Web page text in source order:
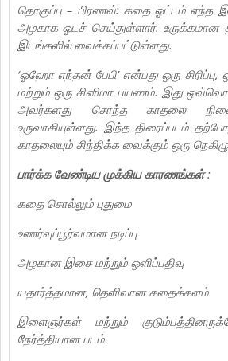
தொகுப்பு – பிரணவ்: கதை ஓட்டம் எந்த
அழகாக ஓடச் செய்துள்ளார்.
இடங்களில் வைக்கப்பட்டுள்ளது.
‘ஓஹோ எந்தன் பேபி’ என்பது ஒரு
மற்றும் ஒரு சினிமா பயணம். இது
அவர்களது சொந்த காதலை
உருவாகியுள்ளது. இந்த திரைப்படம்
காதலையும் சிந்திக்க வைக்கும் ஒரு
பார்க்க வேண்டிய முக்கிய காரணங்கள்:
கதை சொல்லும் புதுமை
உணர்வுப்பூர்வமான நடிப்பு
அழகான இசை மற்றும் ஒளிப்பதிவு
யதார்த்தமான, தெளிவான கதைக்களம்
இளைஞர்கள் மற்றும்
நேர்த்தியான படம்